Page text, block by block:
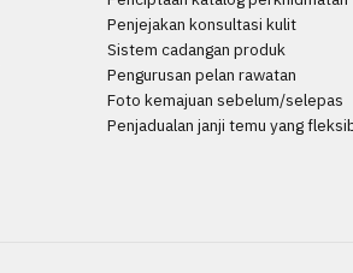
Penjejakan konsultasi kulit
Sistem cadangan produk
Pengurusan pelan rawatan
Foto kemajuan sebelum/selepas
Penjadualan janji temu yang